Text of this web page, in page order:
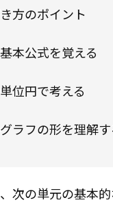
方のポイント
本公式を覚える
位円で考える
ラフの形を理解す
次の単元の基本